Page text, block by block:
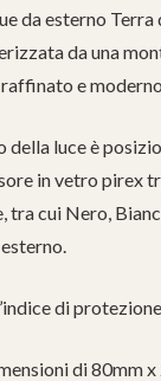
da esterno Terra
da una
e
della luce è
in vetro pirex
tra cui Nero,
di
di 80mm x